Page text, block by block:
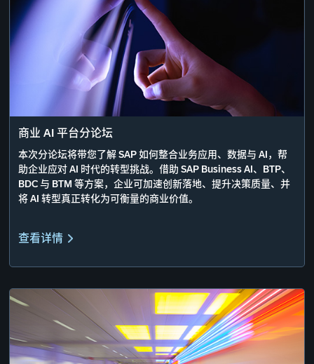
商业 AI 平台分论坛
本次分论坛将带您了解 SAP 如何整合业务应用、数据与 AI，帮
助企业应对 AI 时代的转型挑战。借助 SAP Business AI、BTP、
BDC 与 BTM 等方案，企业可加速创新落地、提升决策质量、并
将 AI 转型真正转化为可衡量的商业价值。
查看详情